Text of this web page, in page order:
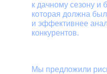
к дачному сезону и
которая должна
и эффективнее
конкурентов.
Мы предложили